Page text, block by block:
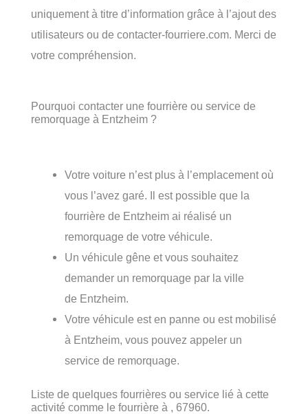
uniquement à titre d’information grâce à l’ajout des
utilisateurs ou de contacter-fourriere.com. Merci de
votre compréhension.
Pourquoi contacter une fourrière ou service de
remorquage à Entzheim ?
Votre voiture n’est plus à l’emplacement où
vous l’avez garé. Il est possible que la
fourrière de Entzheim ai réalisé un
remorquage de votre véhicule.
Un véhicule gêne et vous souhaitez
demander un remorquage par la ville
de Entzheim.
Votre véhicule est en panne ou est mobilisé
à Entzheim, vous pouvez appeler un
service de remorquage.
Liste de quelques fourrières ou service lié à cette
activité comme le fourrière à , 67960.